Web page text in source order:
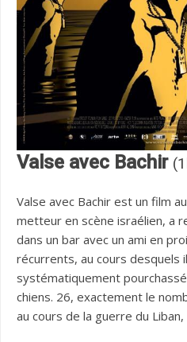
Valse avec Bachir
Valse avec Bachir est un film
metteur en scène israélien, a
dans un bar avec un ami en
récurrents, au cours desquels
systématiquement
chiens. 26, exactement le
au cours de la guerre du